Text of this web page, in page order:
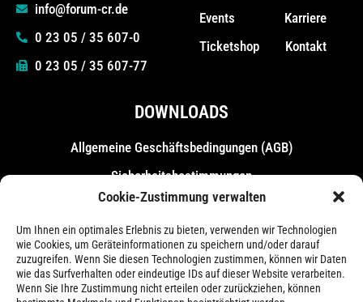
Cookie-Zustimmung verwalten
Um Ihnen ein optimales Erlebnis zu bieten, verwenden wir Technologien
wie Cookies, um Geräteinformationen zu speichern und/oder darauf
zuzugreifen. Wenn Sie diesen Technologien zustimmen, können wir Daten
wie das Surfverhalten oder eindeutige IDs auf dieser Website verarbeiten.
Wenn Sie Ihre Zustimmung nicht erteilen oder zurückziehen, können
info@forum-cr.de
0 23 05 / 35 607-0
0 23 05 / 35 607-77
Events
Ticketshop
Karriere
Kontakt
DOWNLOADS
Allgemeine Geschäfts­bedingungen (AGB)
Sicherheitsbestimmungen
Messebestimmungen